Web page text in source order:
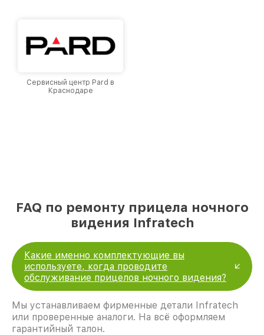
Сервисный центр Pard в
Краснодаре
FAQ по ремонту прицела ночного
видения Infratech
Какие именно комплектующие вы
используете, когда проводите
обслуживание прицелов ночного видения?
Мы устанавливаем фирменные детали Infratech
или проверенные аналоги. На всё оформляем
гарантийный талон.